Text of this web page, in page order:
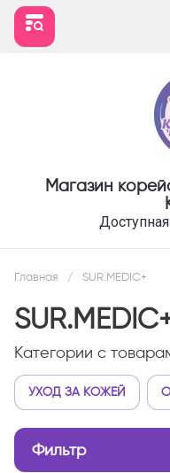
Магазин
Главная / SUR.MEDIC+
Категории с
УХОД ЗА КОЖЕЙ
Фильтр